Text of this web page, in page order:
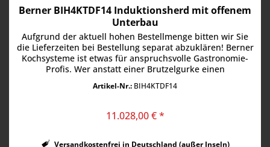
Berner BIH4KTDF14 Induktionsherd mit offenem
Unterbau
Aufgrund der aktuell hohen Bestellmenge bitten wir Sie
die Lieferzeiten bei Bestellung separat abzuklären! Berner
Kochsysteme ist etwas für anspruchsvolle Gastronomie-
Profis. Wer anstatt einer Brutzelgurke einen
Artikel-Nr.: BIH4KTDF14
11.028,00 € *
Versandkostenfrei in Deutschland (außer Inseln)